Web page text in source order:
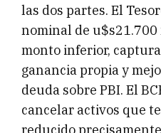
las dos partes. El
nominal de
monto inferior,
ganancia propia y
deuda sobre PBI. El
cancelar activos que